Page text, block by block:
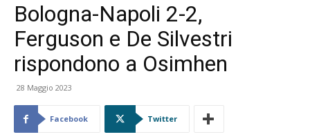
Bologna-Napoli 2-2,
Ferguson e De Silvestri
rispondono a Osimhen
28 Maggio 2023
Facebook Twitter